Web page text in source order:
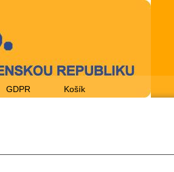
GDPR Košík